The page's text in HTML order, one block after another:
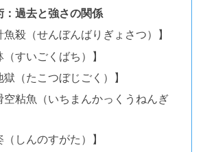
：過去と強さの関係
魚殺（せんぼんばりぎょさつ）】
（すいごくばち）】
獄（たこつぼじごく）】
空粘魚（いちまんかっくうねんぎ
（しんのすがた）】